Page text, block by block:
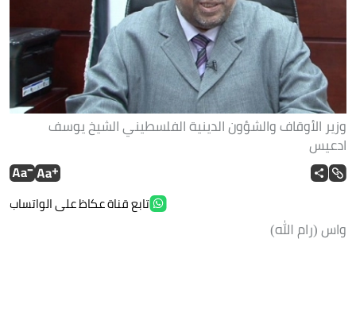
وزير الأوقاف والشؤون الدينية الفلسطيني الشيخ يوسف
ادعيس
تابع قناة عكاظ على الواتساب
واس (رام الله)